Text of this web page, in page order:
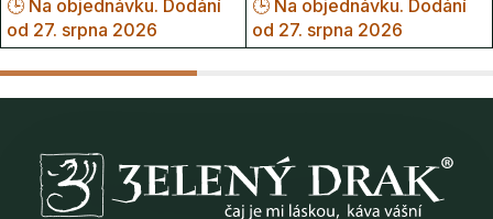
🕒 Na objednávku. Dodání
od 27. srpna 2026
🕒 Na objednávku. Dodání
od 27. srpna 2026